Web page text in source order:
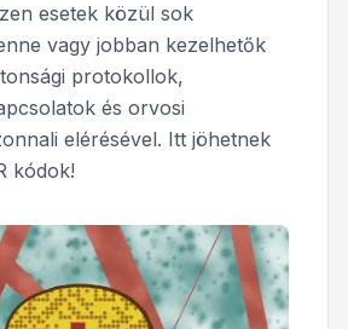
esetek közül sok
vagy jobban kezelhetők
protokollok,
és orvosi
elérésével. Itt jöhetnek
kódok!